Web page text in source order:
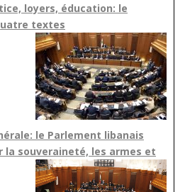
loyers, éducation: le
textes
le Parlement libanais
la souveraineté, les armes et